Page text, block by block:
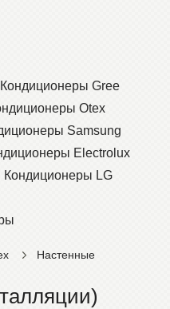
Кондиционеры Gree
Otex
Samsung
Electrolux
Кондиционеры LG
Настенные